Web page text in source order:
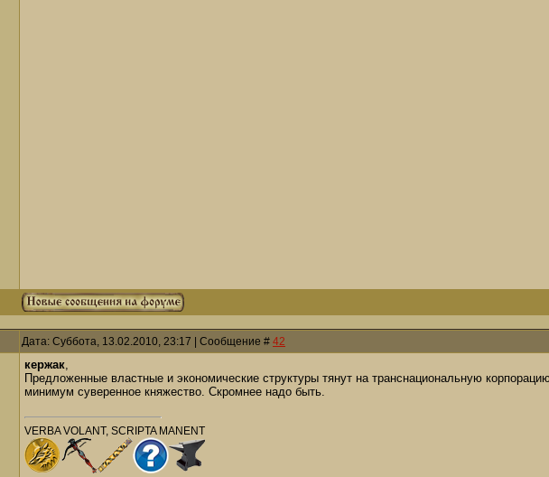
Дата: Суббота, 13.02.2010, 23:17 | Сообщение # 42
кержак,
Предложенные властные и экономические структуры тянут на транснациональную
минимум суверенное княжество. Скромнее надо быть.
VERBA VOLANT, SCRIPTA MANENT